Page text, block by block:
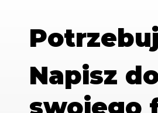
Napisz